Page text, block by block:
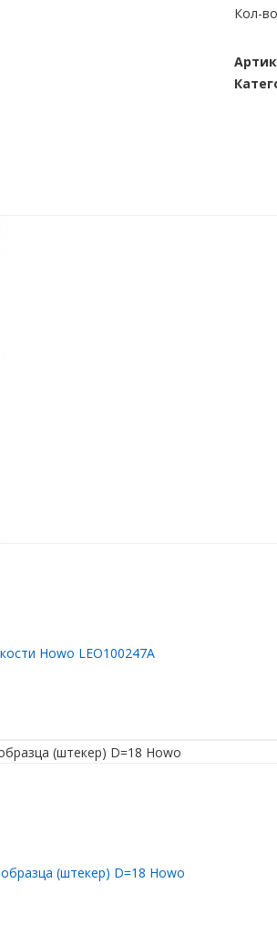
Кол-во
Howo LEO100247A
(штекер) D=18 Howo